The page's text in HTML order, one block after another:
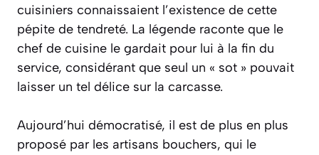
cuisiniers connaissaient l’existence de cette
pépite de tendreté. La légende raconte que le
chef de cuisine le gardait pour lui à la fin du
service, considérant que seul un « sot » pouvait
laisser un tel délice sur la carcasse.
Aujourd’hui démocratisé, il est de plus en plus
proposé par les artisans bouchers, qui le